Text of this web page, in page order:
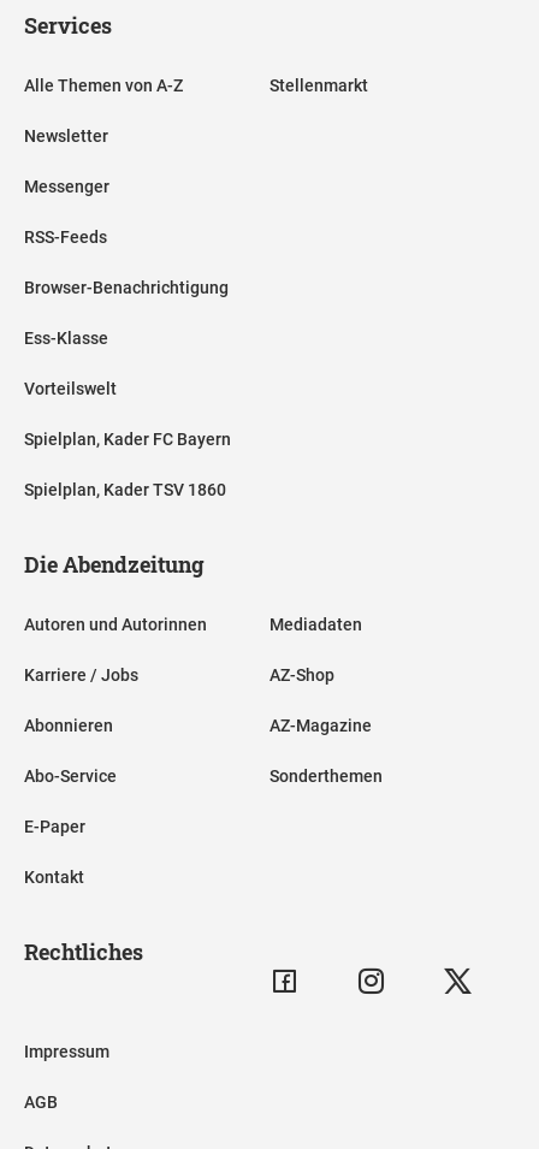
Services
Alle Themen von A-Z
Newsletter
Messenger
RSS-Feeds
Browser-Benachrichtigung
Ess-Klasse
Vorteilswelt
Spielplan, Kader FC Bayern
Spielplan, Kader TSV 1860
Stellenmarkt
Die Abendzeitung
Autoren und Autorinnen
Karriere / Jobs
Abonnieren
Abo-Service
E-Paper
Kontakt
Mediadaten
AZ-Shop
AZ-Magazine
Sonderthemen
Rechtliches
Impressum
AGB